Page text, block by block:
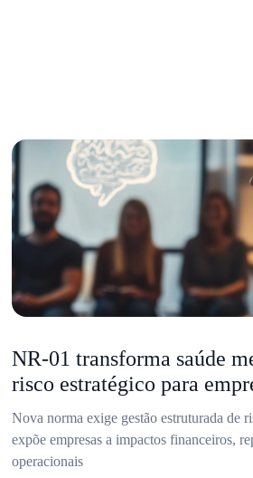
NR-01 transforma saúde
risco estratégico para
Nova norma exige gestão estruturada de
expõe empresas a impactos financeiros,
operacionais